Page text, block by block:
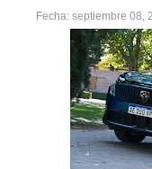
Fecha: septiembre 08,